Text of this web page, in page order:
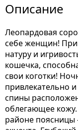
Описание
Леопардовая
себе женщин!
натуру и
кошечка,
свои коготки!
привлекательно
спины
облегающее
районе поясницы